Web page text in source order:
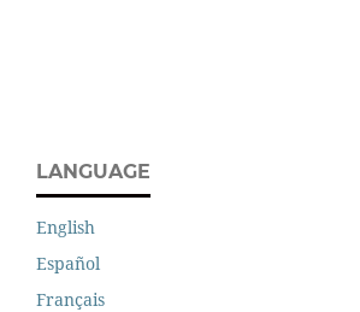
LANGUAGE
English
Español
Français